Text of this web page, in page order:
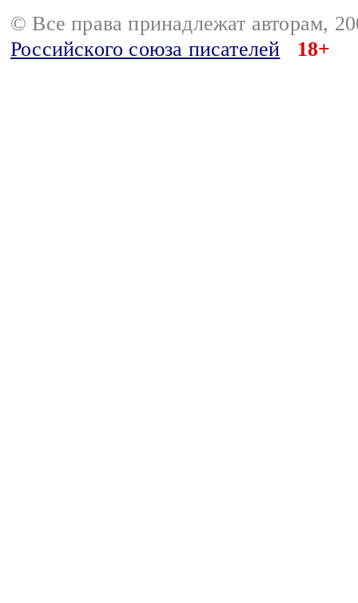
© Все права принадлежат авторам,
Российского союза писателей
18+